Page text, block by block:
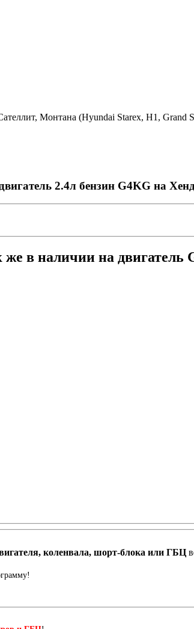
Монтана (Hyundai Starex, H1, Grand
2.4л бензин G4KG на
же в наличии на двигатель
коленвала, шорт-блока или ГБЦ